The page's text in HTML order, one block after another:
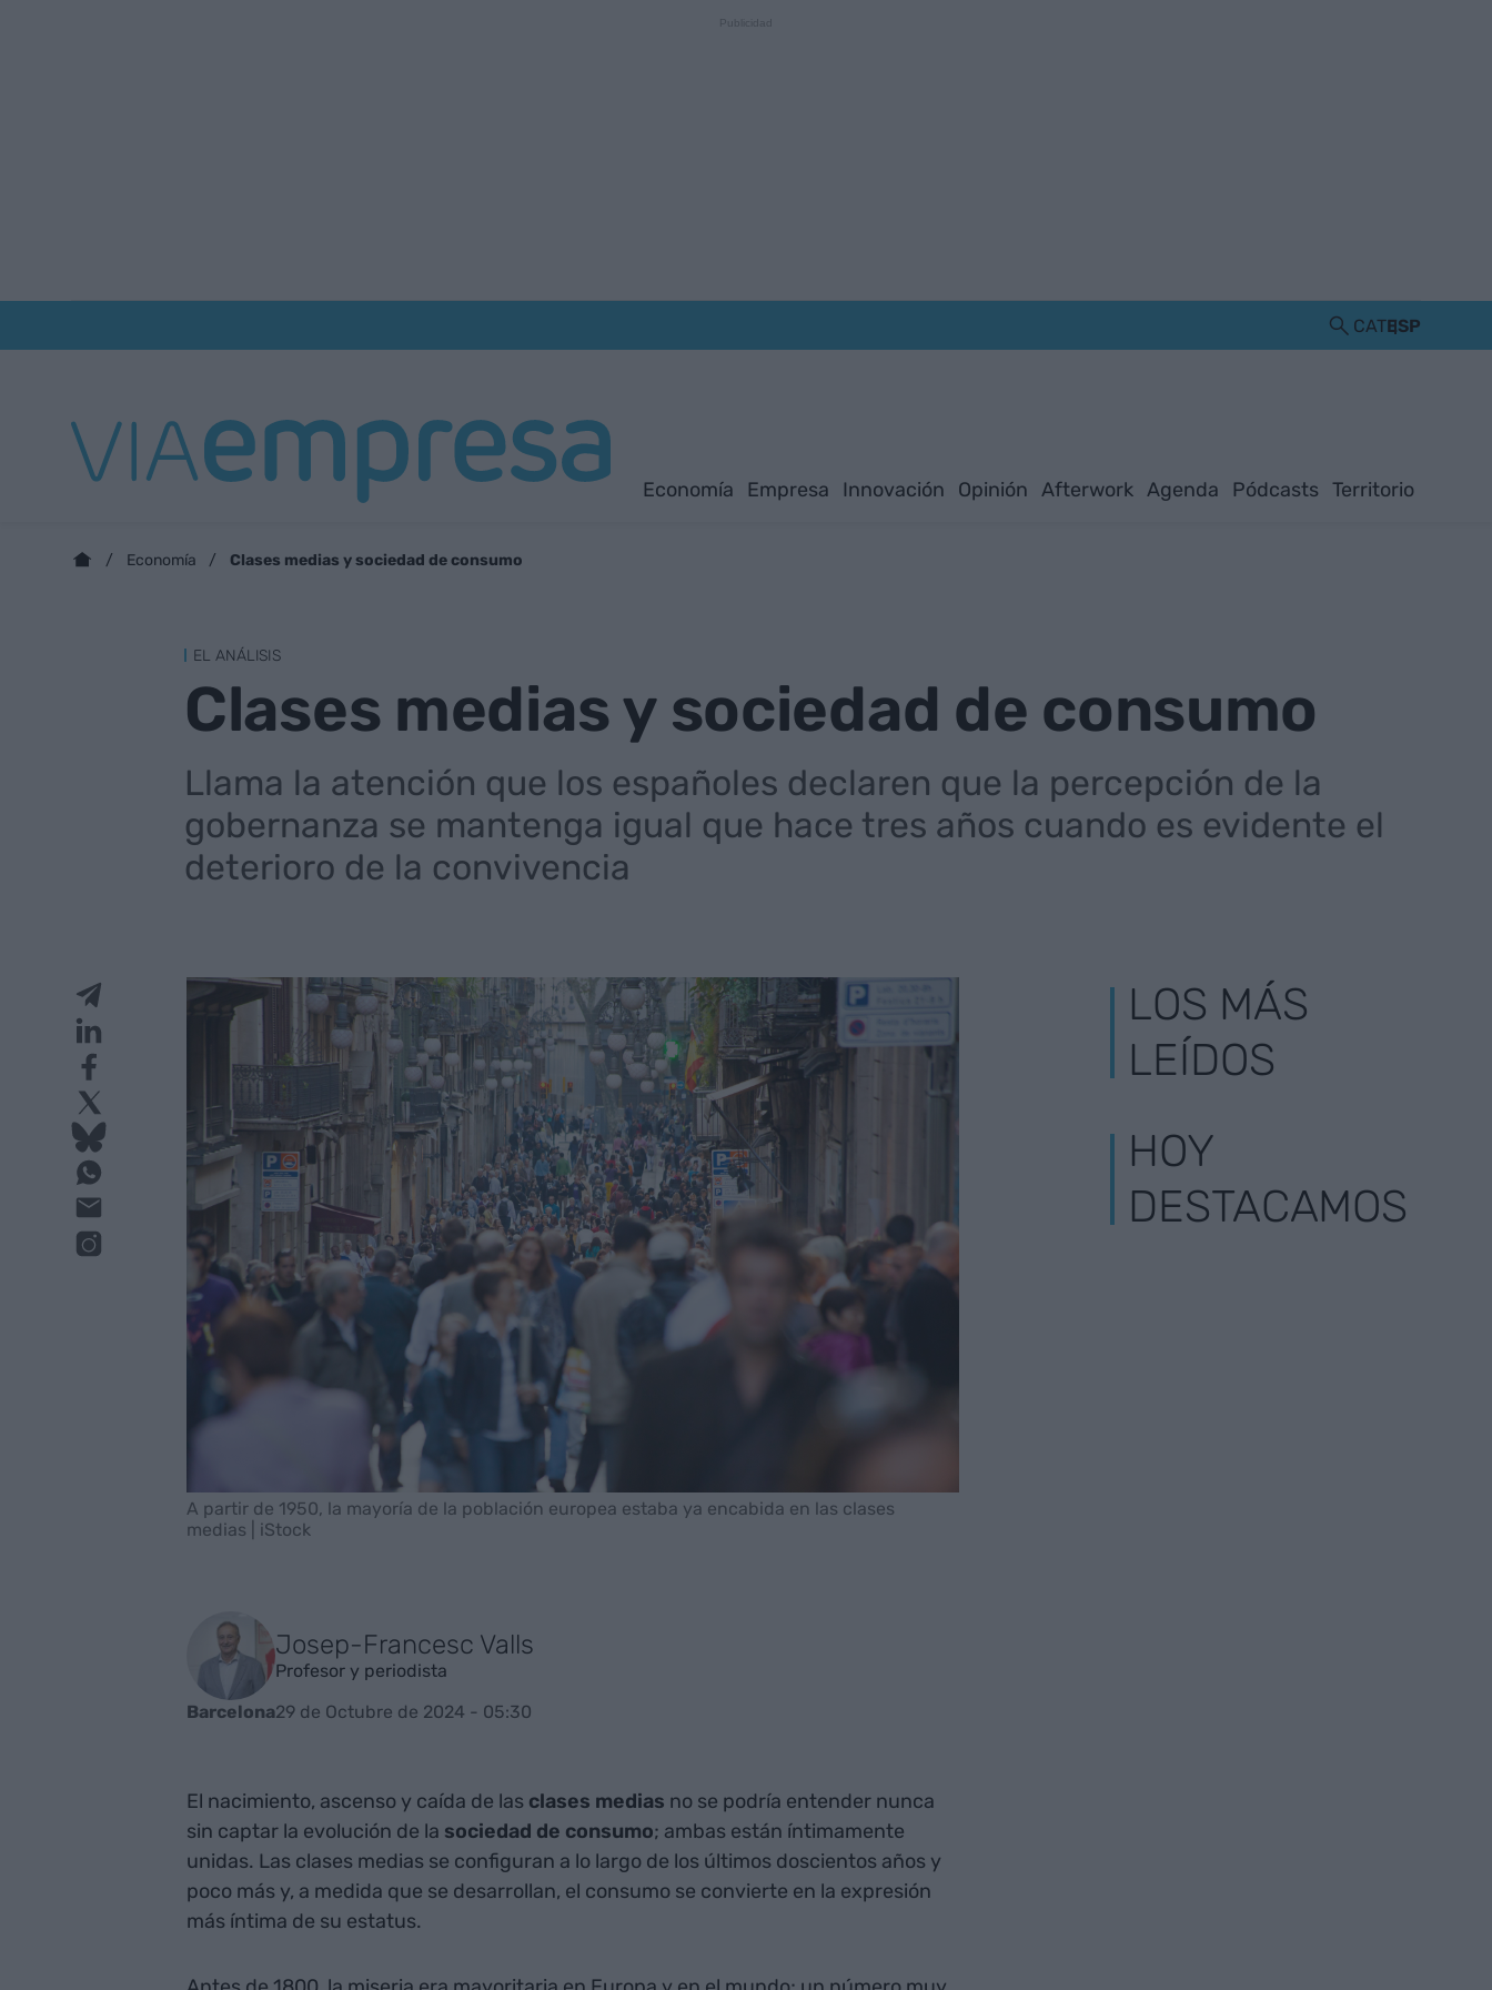
CATESP
Economía Empresa Innovación Opinión Afterwork Agenda Pódcasts Territorio
Economía Clases medias y sociedad de consumo
EL ANÁLISIS
Clases medias y sociedad de consumo
Llama la atención que los españoles declaren que la percepción de la
gobernanza se mantenga igual que hace tres años cuando es evidente el
deterioro de la convivencia
A partir de 1950, la mayoría de la población europea estaba ya encabida en las clases
medias | iStock
Josep-Francesc Valls
Profesor y periodista
Barcelona29 de Octubre de 2024 - 05:30
El nacimiento, ascenso y caída de las clases medias no se podría entender nunca
sin captar la evolución de la sociedad de consumo; ambas están íntimamente
unidas. Las clases medias se configuran a lo largo de los últimos doscientos años y
poco más y, a medida que se desarrollan, el consumo se convierte en la expresión
más íntima de su estatus.
LOS MÁS
LEÍDOS
HOY
DESTACAMOS